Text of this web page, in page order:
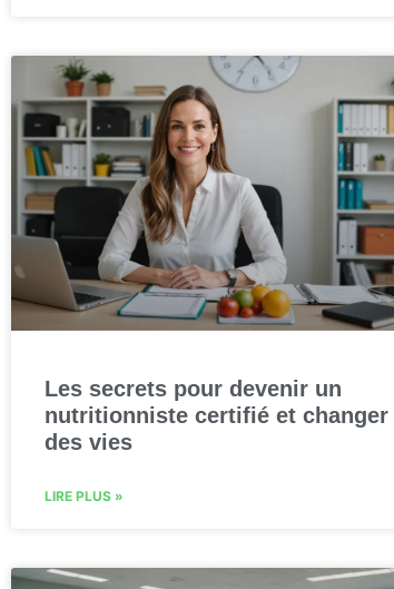
Les secrets pour devenir un
nutritionniste certifié et changer
des vies
LIRE PLUS »